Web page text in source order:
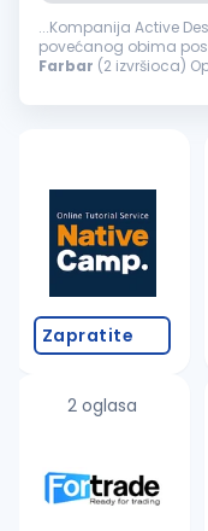
...Kompanija Active
povećanog obima
Farbar (2 izvršioca) Opis: Priprema elemenata za
Nudimo...
Zapratite
2 oglasa